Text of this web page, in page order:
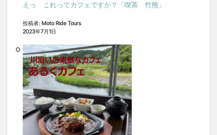
えっ これってカフェですか？「喫茶 竹熊」
投稿者: Moto Ride Tours
2023年7月1日